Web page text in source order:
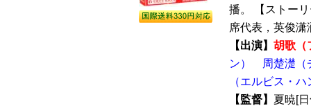
播。 【ストー
席代表，英俊潇
【出演】 胡歌（
ン）
周楚濋（
（エルビス・ハ
【監督】 夏暁[